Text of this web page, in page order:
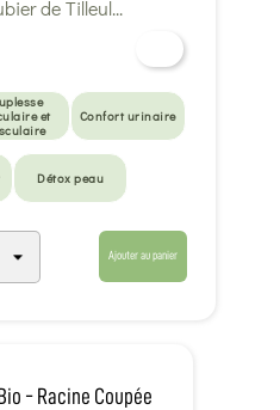
et
Confort urinaire
Détox peau
Ajouter au panier
- Racine Coupée